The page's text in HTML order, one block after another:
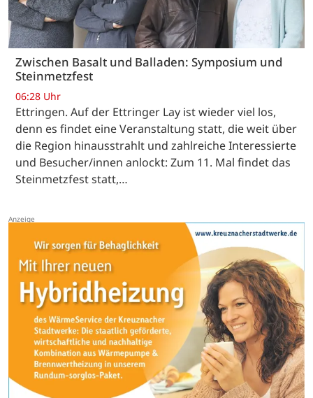
Zwischen Basalt und Balladen: Symposium und
Steinmetzfest
06:28 Uhr
Ettringen. Auf der Ettringer Lay ist wieder viel los,
denn es findet eine Veranstaltung statt, die weit über
die Region hinausstrahlt und zahlreiche Interessierte
und Besucher/innen anlockt: Zum 11. Mal findet das
Steinmetzfest statt,…